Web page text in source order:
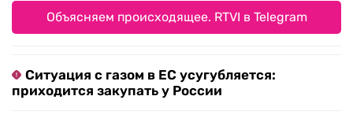
Объясняем происходящее. RTVI в Telegram
Ситуация с газом в ЕС усугубляется:
приходится закупать у России